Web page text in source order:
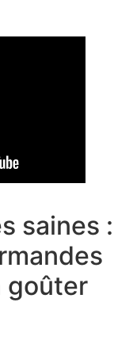
saines :
goûter